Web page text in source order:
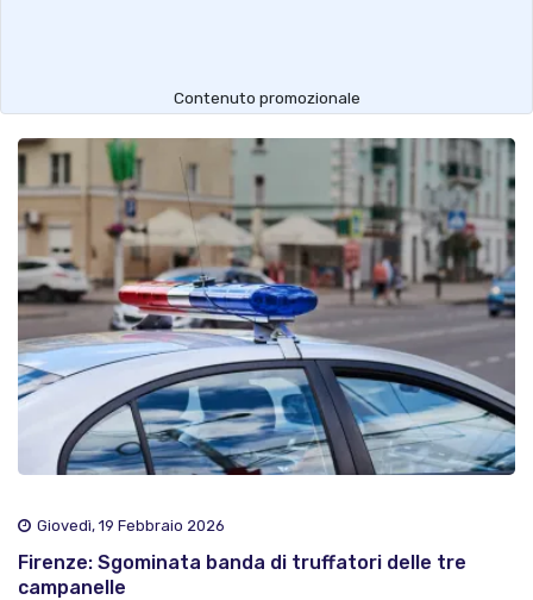
Contenuto promozionale
Giovedì, 19 Febbraio 2026
Firenze: Sgominata banda di truffatori delle tre
campanelle